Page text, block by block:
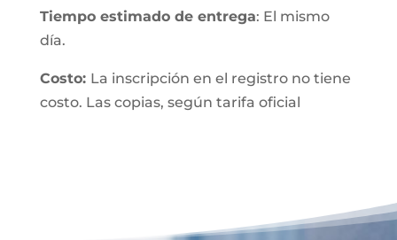
Tiempo estimado de entrega: El mismo
día.
Costo: La inscripción en el registro no tiene
costo. Las copias, según tarifa oficial